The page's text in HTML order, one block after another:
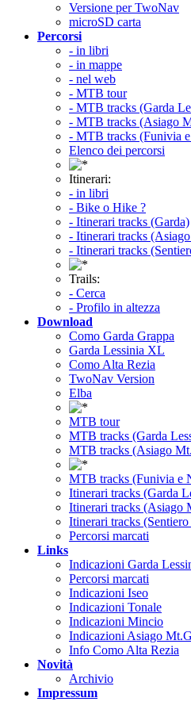
Versione per TwoNav
microSD carta
Percorsi
- in libri
- in mappe
- nel web
- MTB tour
- MTB tracks (Garda
- MTB tracks (Asiago
- MTB tracks (Funivia
Elenco dei percorsi
Itinerari:
- in libri
- Bike o Hike ?
- Itinerari tracks (Garda)
- Itinerari tracks
- Itinerari tracks
Trails:
- Cerca
- Profilo in altezza
Download
Como Garda Grappa
Garda Lessinia XL
Como Alta Rezia
TwoNav Version
Elba
MTB tour
MTB tracks (Garda
MTB tracks (Asiago
MTB tracks (Funivia e
Itinerari tracks (Garda
Itinerari tracks (Asiago
Itinerari tracks
Percorsi marcati
Links
Indicazioni Garda
Percorsi marcati
Indicazioni Iseo
Indicazioni Tonale
Indicazioni Mincio
Indicazioni Asiago
Info Como Alta Rezia
Novità
Archivio
Impressum